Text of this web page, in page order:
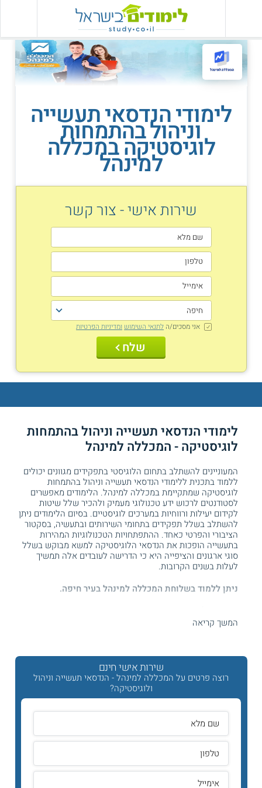
לימודי הנדסאי תעשייה
וניהול בהתמחות
לוגיסטיקה במכללה
למינהל
שירות אישי - צור קשר
אני מסכים/ה לתנאי השימוש ומדיניות הפרטיות
שלח
לימודי הנדסאי תעשייה וניהול בהתמחות
לוגיסטיקה - המכללה למינהל
המעוניינים להשתלב בתחום הלוגיסטי בתפקידים מגוונים יכולים
ללמוד בתכנית ללימודי הנדסאי תעשייה וניהול בהתמחות
לוגיסטיקה שמתקיימת במכללה למינהל. הלימודים מאפשרים
לסטודנטים לרכוש ידע טכנולוגי מעמיק ולהכיר שלל שיטות
לקידום יעילות ורווחיות במערכים לוגיסטיים. בסיום הלימודים ניתן
להשתלב בשלל תפקידים בתחומי השירותים ובתעשיה, בסקטור
הציבורי והפרטי כאחד. ההתפתחויות הטכנולוגיות המהירות
בתעשייה הופכות את הנדסאי הלוגיסטיקה למשא מבוקש בשלל
סוגי ארגונים והציפייה היא כי הדרישה לעובדים אלה תמשיך
לעלות בשנים הקרובות.
ניתן ללמוד בשלוחת המכללה למינהל בעיר חיפה.
לוגיסטיות ושל מערכי סחר בין לאומי בתעשייה. הם מפתחים כלים
לניהול של מערכות מלאי, אחזקה ורכש מתקדמות וכן בוחנים
שכלולים טכנולוגיים בניהול מחסנים ממוחשבים.
תחילת הלימודים בתכניתההנדסאיםמוקדשת ללימוד מקצועות
הבנת התנהגות ארגונית וסקירה של תהליכי ייצור. בהמשך הם
מתמקדים בתחום הלוגיסטיקה ולומדים על שיטות ניהול רכש
והובלת תהליכיםבסחר בין לאומיובתחום השילוח.
מתכונת הלימוד
לימודי הנדסאי תעשייה וניהול בהתמחות לוגיסטיקה נערכים
המשך קריאה
שירות אישי חינם
רוצה פרטים על המכללה למינהל - הנדסאי תעשייה וניהול
ולוגיסטיקה?